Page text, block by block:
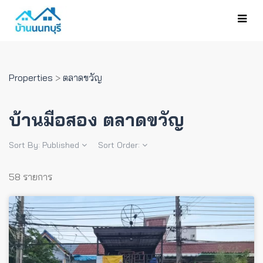
Properties > ตลาดขวัญ
บ้านมือสอง ตลาดขวัญ
Sort By: Published Sort Order:
58 รายการ